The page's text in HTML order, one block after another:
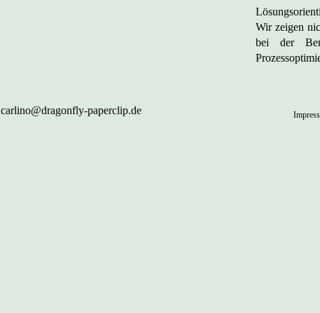
Wir zeigen
bei der
carlino@dragonfly-paperclip.de